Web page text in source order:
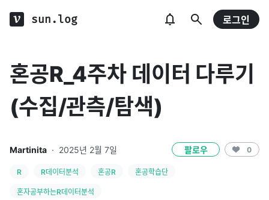
sun.log 로그인
혼공R_4주차 데이터 다루기
(수집/관측/탐색)
Martinita · 2025년 2월 7일 팔로우 0
R R데이터분석 혼공R 혼공학습단
혼자공부하는R데이터분석